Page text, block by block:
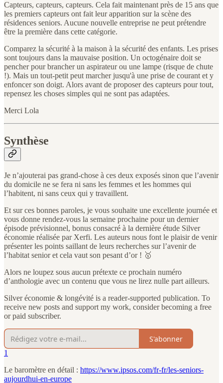
Capteurs, capteurs, capteurs. Cela fait maintenant près de 15 ans que
les premiers capteurs ont fait leur apparition sur la scène des
résidences seniors. Aucune nouvelle entreprise ne peut prétendre
être la première dans cette catégorie.
Comparez la sécurité à la maison à la sécurité des enfants. Les prises
sont toujours dans la mauvaise position. Un octogénaire doit se
pencher pour brancher un aspirateur ou une lampe (risque de chute
!). Mais un tout-petit peut marcher jusqu'à une prise de courant et y
enfoncer son doigt. Alors avant de proposer des capteurs pour tout,
repensez les choses simples qui ne sont pas adaptées.
Merci Lola
Synthèse
Je n’ajouterai pas grand-chose à ces deux exposés sinon que l’avenir
du domicile ne se fera ni sans les femmes et les hommes qui
l’habitent, ni sans ceux qui y travaillent.
Et sur ces bonnes paroles, je vous souhaite une excellente journée et
vous donne rendez-vous la semaine prochaine pour un dernier
épisode prévisionnel, bonus consacré à la dernière étude Silver
économie réalisée par Xerfi. Les auteurs nous font le plaisir de venir
présenter les points saillant de leurs recherches sur l’avenir de
l’habitat senior et cela vaut son pesant d’or ! 🥇
Alors ne loupez sous aucun prétexte ce prochain numéro
d’anthologie avec un contenu que vous ne lirez nulle part ailleurs.
Silver économie & longévité is a reader-supported publication. To
receive new posts and support my work, consider becoming a free
or paid subscriber.
S'abonner
1
Le baromètre en détail : https://www.ipsos.com/fr-fr/les-seniors-
aujourdhui-en-europe